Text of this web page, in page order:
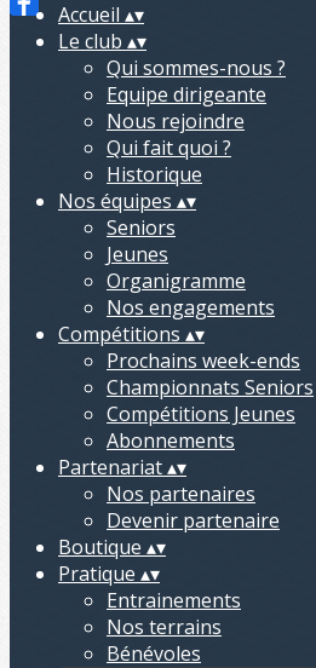
Accueil ▴▾
Le club ▴▾
Qui sommes-nous ?
Equipe dirigeante
Nous rejoindre
Qui fait quoi ?
Historique
Nos équipes ▴▾
Seniors
Jeunes
Organigramme
Nos engagements
Compétitions ▴▾
Prochains week-ends
Championnats Seniors
Compétitions Jeunes
Abonnements
Partenariat▴▾
Nos partenaires
Devenir partenaire
Boutique ▴▾
Pratique ▴▾
Entrainements
Nos terrains
Bénévoles